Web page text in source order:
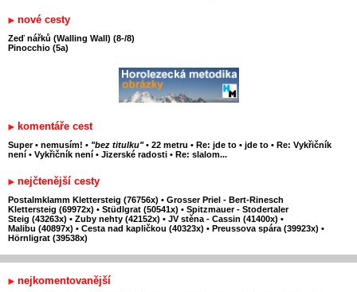
nové cesty
Zeď nářků (Walling Wall) (8-/8)
Pinocchio (5a)
komentáře cest
Super • nemusím! • "bez titulku" • 22 metru • Re: jde to • jde to • Re: Vykřičník
není • Vykřičník není • Jizerské radosti • Re: slalom...
nejčtenější cesty
Postalmklamm Klettersteig (76756x) • Grosser Priel - Bert-Rinesch
Klettersteig (69972x) • Stüdlgrat (50541x) • Spitzmauer - Stodertaler
Steig (43263x) • Zuby nehty (42152x) • JV stěna - Cassin (41400x) •
Malibu (40897x) • Cesta nad kapličkou (40323x) • Preussova spára (39923x) •
Hörnligrat (39538x)
nejkomentovanější